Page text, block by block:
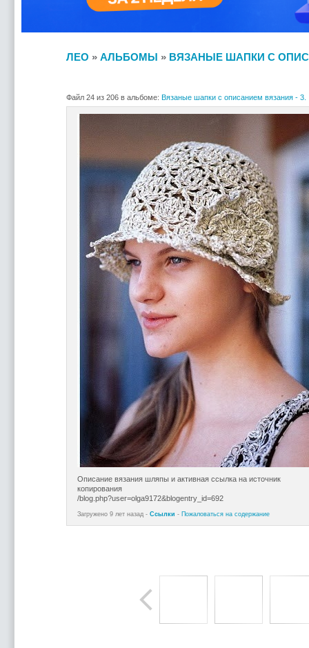
ЛЕО » АЛЬБОМЫ » ВЯЗАНЫЕ ШАПКИ С
Файл 24 из 206 в альбоме: Вязаные шапки с описанием вязания - 3.
Описание вязания шляпы и активная ссылка на источник
копирования
/blog.php?user=olga9172&blogentry_id=692
Загружено 9 лет назад - Ссылки - Пожаловаться на содержание